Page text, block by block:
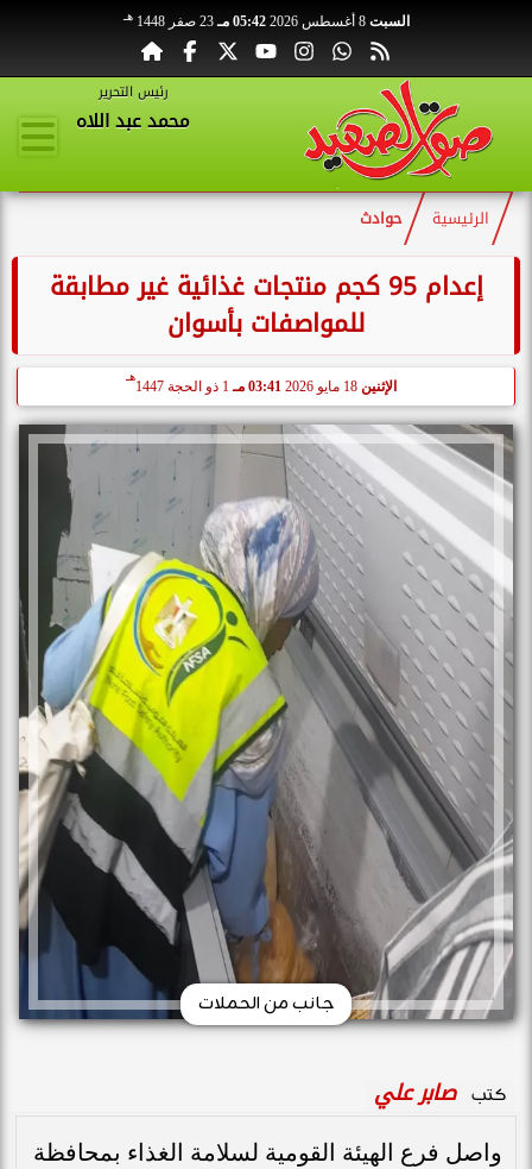
السبت 8 أغسطس 2026 05:42 مـ 23 صفر 1448 هـ
رئيس التحرير
محمد عبد اللاه
الرئيسية حوادث
إعدام 95 كجم منتجات غذائية غير مطابقة
للمواصفات بأسوان
الإثنين 03:41 مـ 1 ذو الحجة 1447
هـ
جانب من الحملات
كتب صابر علي
واصل فرع الهيئة القومية لسلامة الغذاء بمحافظة